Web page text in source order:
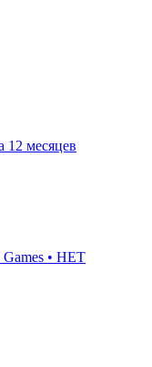
месяцев
• НЕТ